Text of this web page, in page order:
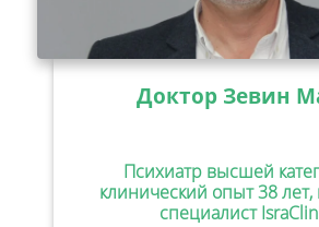
Доктор Зевин
Психиатр высшей
клинический опыт 38
специалист